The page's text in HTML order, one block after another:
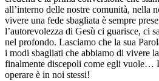
all’interno delle nostre comunità, nella
vivere una fede sbagliata è sempre
l’autorevolezza di Gesù ci guarisce, ci
nel profondo. Lasciamo che la sua
i modi sbagliati che abbiamo di vivere
finalmente discepoli come egli vuole…
operare è in noi stessi!